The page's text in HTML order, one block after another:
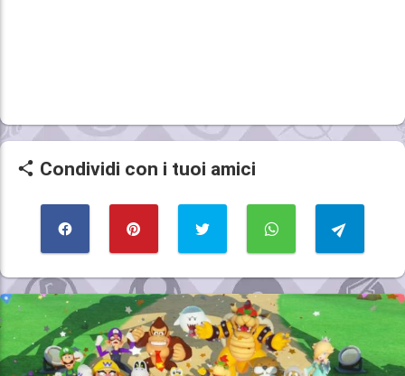
Condividi con i tuoi amici